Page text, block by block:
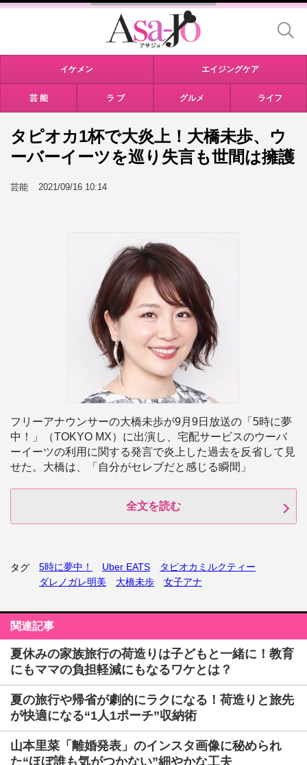
イケメン エイジングケア
芸 能 ラ ブ グルメ ライフ
タピオカ1杯で大炎上！大橋未歩、ウ
ーバーイーツを巡り失言も世間は擁護
芸能 2021/09/16 10:14
フリーアナウンサーの大橋未歩が9月9日放送の「5時に夢
中！」（TOKYO MX）に出演し、宅配サービスのウーバ
ーイーツの利用に関する発言で炎上した過去を反省して見
せた。大橋は、「自分がセレブだと感じる瞬間」
全文を読む
タグ 5時に夢中！ Uber EATS
タピオカミルクティー
ダレノガレ明美
大橋未歩 女子アナ
関連記事
夏休みの家族旅行の荷造りは子どもと一緒に！教育
にもママの負担軽減にもなるワケとは？
夏の旅行や帰省が劇的にラクになる！荷造りと旅先
が快適になる“1人1ポーチ”収納術
山本里菜「離婚発表」のインスタ画像に秘められ
た“ほぼ誰も気がつかない”細やかな工夫